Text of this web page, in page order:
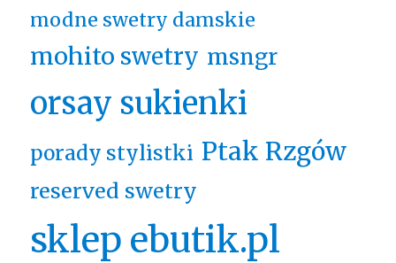
modne swetry damskie
mohito swetry msngr
orsay sukienki
porady stylistki Ptak Rzgów
reserved swetry
sklep ebutik.pl